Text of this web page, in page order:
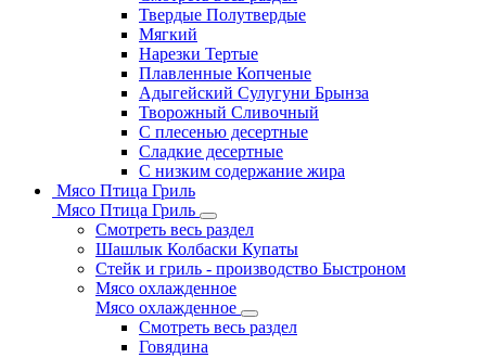
Твердые Полутвердые
Мягкий
Нарезки Тертые
Плавленные Копченые
Адыгейский Сулугуни Брынза
Творожный Сливочный
С плесенью десертные
Сладкие десертные
С низким содержание жира
Мясо Птица Гриль
Мясо Птица Гриль
Смотреть весь раздел
Шашлык Колбаски Купаты
Стейк и гриль - производство Быстроном
Мясо охлажденное
Мясо охлажденное
Смотреть весь раздел
Говядина